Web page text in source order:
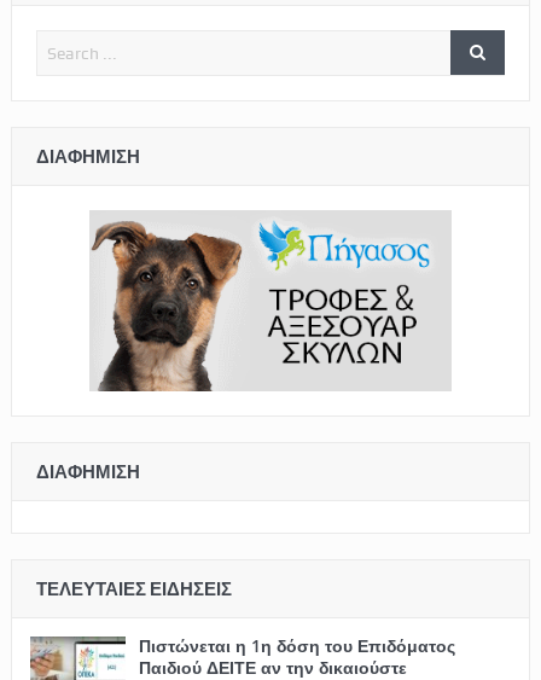
ΔΙΑΦΉΜΙΣΗ
ΔΙΑΦΉΜΙΣΗ
ΤΕΛΕΥΤΑΊΕΣ ΕΙΔΉΣΕΙΣ
Πιστώνεται η 1η δόση του Επιδόματος
Παιδιού ΔΕΙΤΕ αν την δικαιούστε